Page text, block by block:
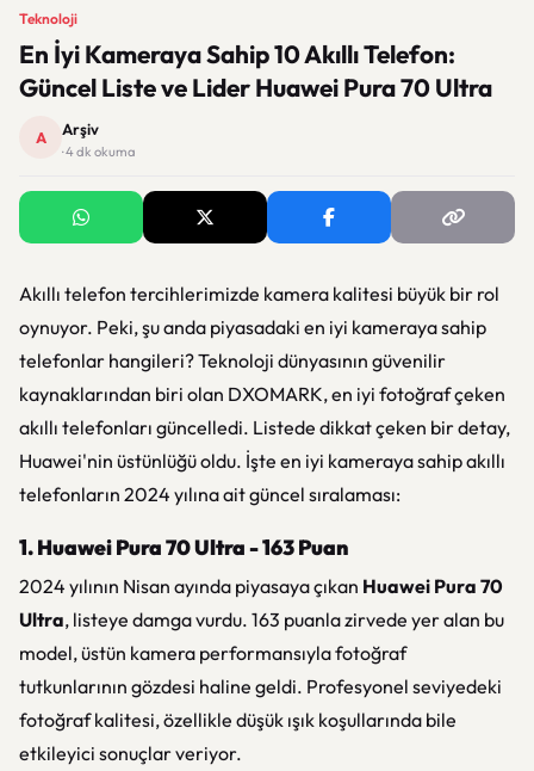
Teknoloji
En İyi Kameraya Sahip 10 Akıllı Telefon:
Güncel Liste ve Lider Huawei Pura 70 Ultra
A Arşiv
· 4 dk okuma
Akıllı telefon tercihlerimizde kamera kalitesi büyük bir rol
oynuyor. Peki, şu anda piyasadaki en iyi kameraya sahip
telefonlar hangileri? Teknoloji dünyasının güvenilir
kaynaklarından biri olan DXOMARK, en iyi fotoğraf çeken
akıllı telefonları güncelledi. Listede dikkat çeken bir detay,
Huawei'nin üstünlüğü oldu. İşte en iyi kameraya sahip akıllı
telefonların 2024 yılına ait güncel sıralaması:
1. Huawei Pura 70 Ultra - 163 Puan
2024 yılının Nisan ayında piyasaya çıkan Huawei Pura 70
Ultra, listeye damga vurdu. 163 puanla zirvede yer alan bu
model, üstün kamera performansıyla fotoğraf
tutkunlarının gözdesi haline geldi. Profesyonel seviyedeki
fotoğraf kalitesi, özellikle düşük ışık koşullarında bile
etkileyici sonuçlar veriyor.